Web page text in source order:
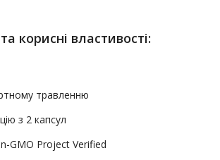
корисні властивості:
травленню
з 2 капсул
GMO Project Verified